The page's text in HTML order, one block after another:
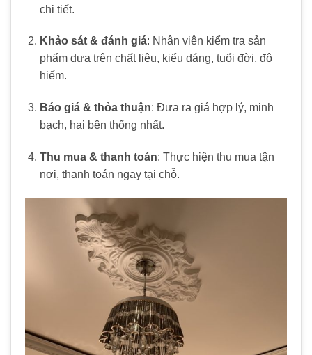
chi tiết.
Khảo sát & đánh giá: Nhân viên kiểm tra sản
phẩm dựa trên chất liệu, kiểu dáng, tuổi đời, độ
hiếm.
Báo giá & thỏa thuận: Đưa ra giá hợp lý, minh
bạch, hai bên thống nhất.
Thu mua & thanh toán: Thực hiện thu mua tận
nơi, thanh toán ngay tại chỗ.